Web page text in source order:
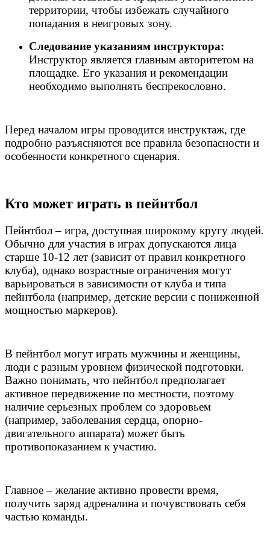
территории, чтобы избежать случайного
попадания в неигровых зону.
Следование указаниям инструктора:
Инструктор является главным авторитетом на
площадке. Его указания и рекомендации
необходимо выполнять беспрекословно.
Перед началом игры проводится инструктаж, где
подробно разъясняются все правила безопасности и
особенности конкретного сценария.
Кто может играть в пейнтбол
Пейнтбол – игра, доступная широкому кругу людей.
Обычно для участия в играх допускаются лица
старше 10-12 лет (зависит от правил конкретного
клуба), однако возрастные ограничения могут
варьироваться в зависимости от клуба и типа
пейнтбола (например, детские версии с пониженной
мощностью маркеров).
В пейнтбол могут играть мужчины и женщины,
люди с разным уровнем физической подготовки.
Важно понимать, что пейнтбол предполагает
активное передвижение по местности, поэтому
наличие серьезных проблем со здоровьем
(например, заболевания сердца, опорно-
двигательного аппарата) может быть
противопоказанием к участию.
Главное – желание активно провести время,
получить заряд адреналина и почувствовать себя
частью команды.